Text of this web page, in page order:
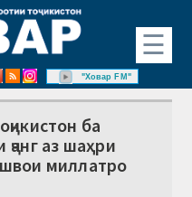
☰
"Ховар FM"
ба
аз шаҳри
миллатро